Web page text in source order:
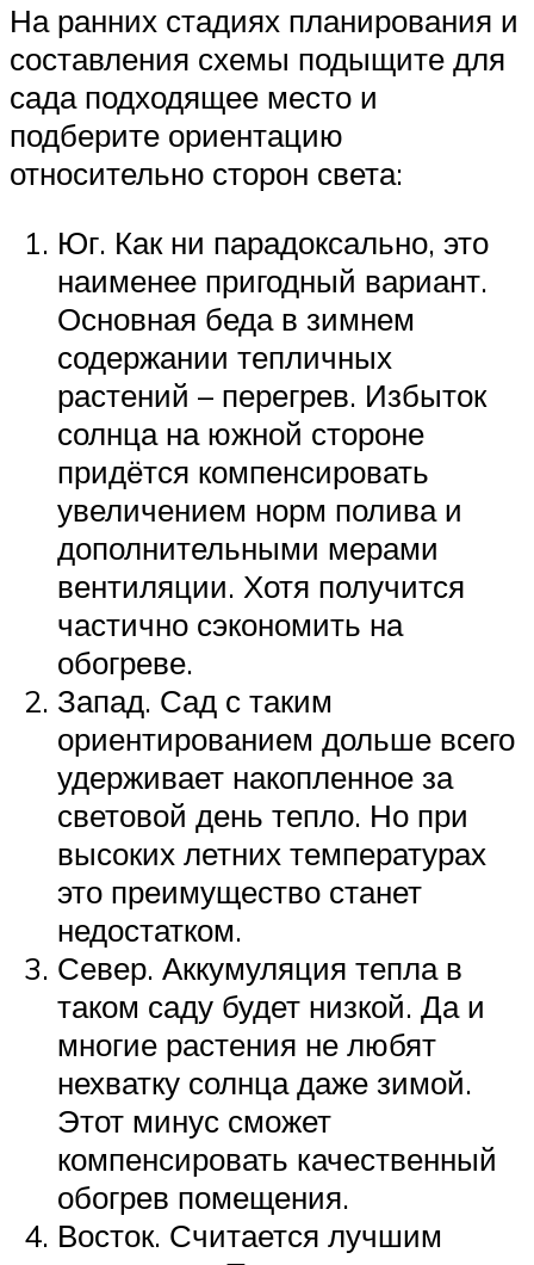
На ранних стадиях планирования и
составления схемы подыщите для
сада подходящее место и
подберите ориентацию
относительно сторон света:
Юг. Как ни парадоксально, это
наименее пригодный вариант.
Основная беда в зимнем
содержании тепличных
растений – перегрев. Избыток
солнца на южной стороне
придётся компенсировать
увеличением норм полива и
дополнительными мерами
вентиляции. Хотя получится
частично сэкономить на
обогреве.
Запад. Сад с таким
ориентированием дольше всего
удерживает накопленное за
световой день тепло. Но при
высоких летних температурах
это преимущество станет
недостатком.
Север. Аккумуляция тепла в
таком саду будет низкой. Да и
многие растения не любят
нехватку солнца даже зимой.
Этот минус сможет
компенсировать качественный
обогрев помещения.
Восток. Считается лучшим